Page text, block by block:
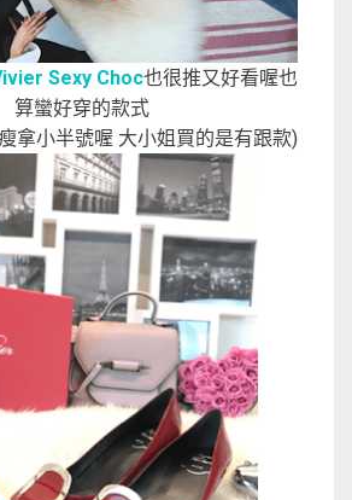
Sexy Choc也很推又好看喔也
算蠻好穿的款式
拿小半號喔 大小姐買的是有跟款)